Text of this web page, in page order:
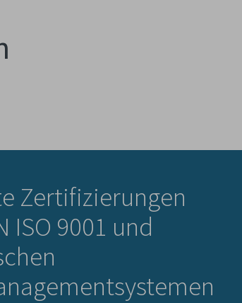
Zertifizierungen
ISO 9001 und